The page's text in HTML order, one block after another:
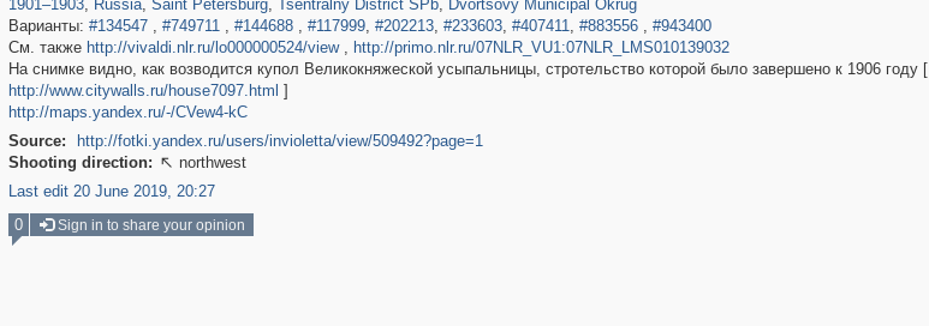
1901–1903, Russia, Saint Petersburg, Tsentralny District SPb, Dvortsovy Municipal Okrug
Варианты: #134547, #749711, #144688, #117999, #202213, #233603, #407411, #883556, #943400
См. также http://vivaldi.nlr.ru/lo000000524/view, http://primo.nlr.ru/07NLR_VU1:07NLR_LMS010139032
На снимке видно, как возводится купол Великокняжеской усыпальницы, стротельство которой было завершено к 1906 году [
http://www.citywalls.ru/house7097.html ]
http://maps.yandex.ru/-/CVew4-kC
Source:
http://fotki.yandex.ru/users/invioletta/view/509492?page=1
Shooting direction:  northwest
Last edit 20 June 2019, 20:27
0 Sign in to share your opinion